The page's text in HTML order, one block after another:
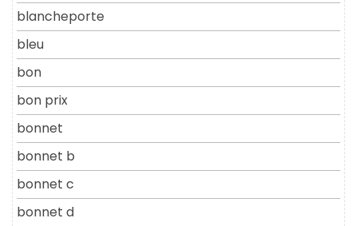
blancheporte
bleu
bon
bon prix
bonnet
bonnet b
bonnet c
bonnet d